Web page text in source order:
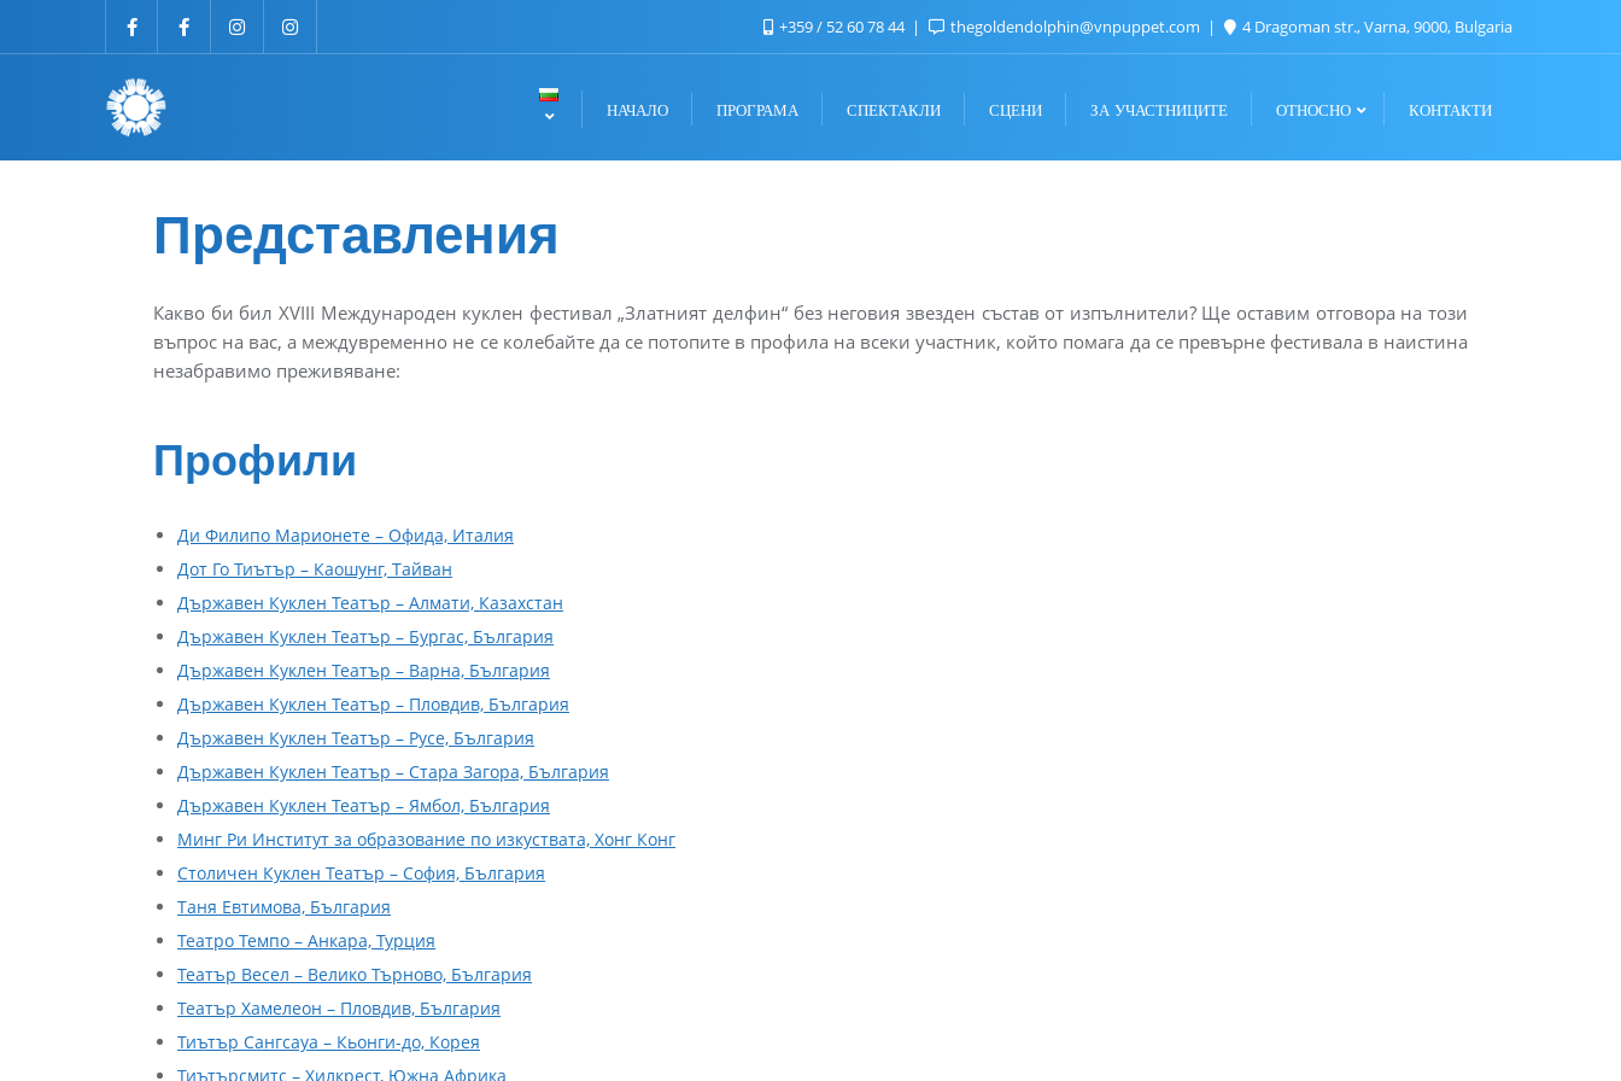
+359 / 52 60 78 44 thegoldendolphin@vnpuppet.com 4 Dragoman str., Varna, 9000, Bulgaria
НАЧАЛО ПРОГРАМА СПЕКТАКЛИ СЦЕНИ ЗА УЧАСТНИЦИТЕ ОТНОСНО КОНТАКТИ
Представления
Какво би бил XVIII Международен куклен фестивал „Златният делфин“ без неговия звезден състав от изпълнители? Ще оставим отговора на този
въпрос на вас, а междувременно не се колебайте да се потопите в профила на всеки участник, който помага да се превърне фестивала в наистина
незабравимо преживяване:
Профили
Ди Филипо Марионете – Офида, Италия
Дот Го Тиътър – Каошунг, Тайван
Държавен Куклен Театър – Алмати, Казахстан
Държавен Куклен Театър – Бургас, България
Държавен Куклен Театър – Варна, България
Държавен Куклен Театър – Пловдив, България
Държавен Куклен Театър – Русе, България
Държавен Куклен Театър – Стара Загора, България
Държавен Куклен Театър – Ямбол, България
Минг Ри Институт за образование по изкуствата, Хонг Конг
Столичен Куклен Театър – София, България
Таня Евтимова, България
Театро Темпо – Анкара, Турция
Театър Весел – Велико Търново, България
Театър Хамелеон – Пловдив, България
Тиътър Сангсауа – Кьонги-до, Корея
Тиътърсмитс – Хилкрест, Южна Африка